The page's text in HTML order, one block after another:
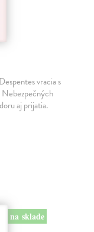
vracia s
Nebezpečných
aj prijatia.
na sklade